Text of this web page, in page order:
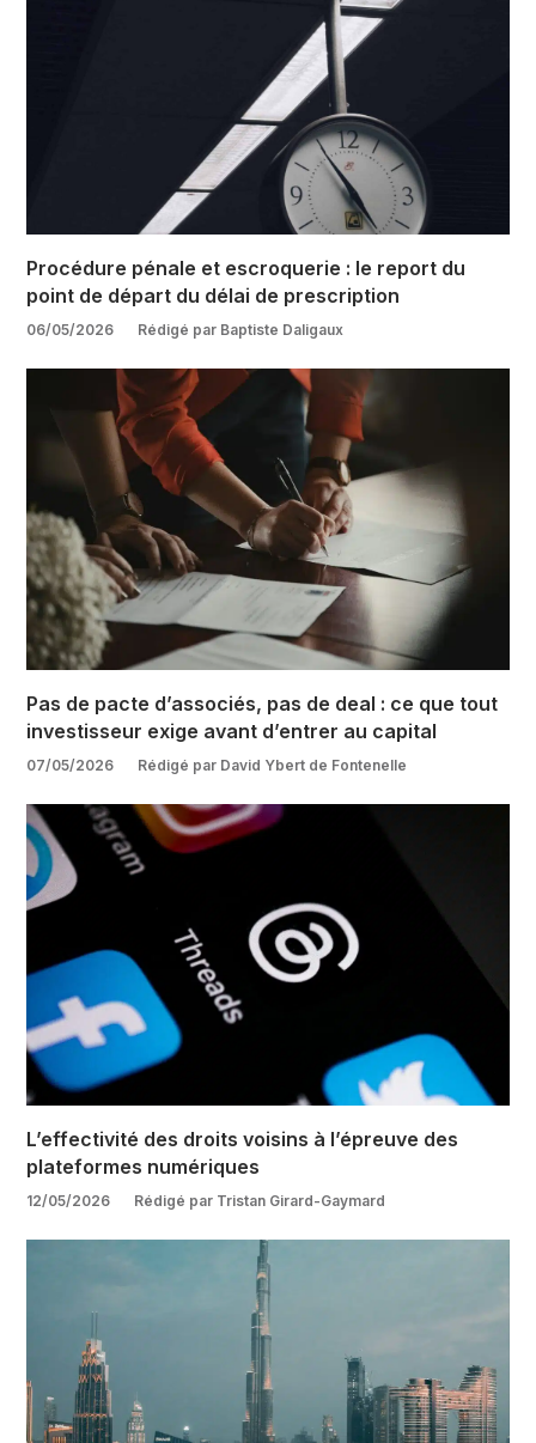
L’effectivité des droits voisins à l’épreuve des
plateformes numériques
12/05/2026 Rédigé par Tristan Girard-Gaymard
Pas de pacte d’associés, pas de deal : ce que tout
investisseur exige avant d’entrer au capital
07/05/2026 Rédigé par David Ybert de Fontenelle
Procédure pénale et escroquerie : le report du
point de départ du délai de prescription
06/05/2026 Rédigé par Baptiste Daligaux